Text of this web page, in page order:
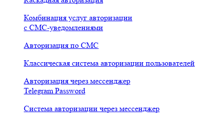
Комбинация услуг авторизации
с СМС-уведомлениями
Авторизация по СМС
Классическая система авторизации пользователей
Авторизация через мессенджер
Telegram Password
Система авторизации через мессенджер